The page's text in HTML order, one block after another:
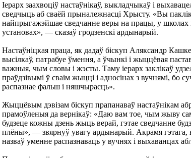
Іерарх заахвоціў настаўнікаў, выкладчыкаў і
сведчыць аб сваёй прыналежнасці Хрысту. «Вы
найпрыгажэйшае сведчанне веры на працы, у школах
установах», — сказаў гродзенскі ардынарый.
Настаўніцкая праца, як дадаў біскуп Аляксандр
высілкаў, патрабуе ўмення, а ўчынкі і жыццёвая
важныя, чым словы і жэсты. Таму іерарх заклікаў
праўдзівымі ў сваім жыцці і адносінах з вучнямі, бо
распазнае фальш і няшчырасць».
Жыццёвым дэвізам біскуп прапанаваў настаўнікам
прамоўленыя да вернікаў: «Даю вам тое, чым жыву
будзеце кожны дзень жыць верай, гэтае сведчанне
плёны», — звярнуў увагу ардынарый. Акрамя гэтага,
назваў уменне распазнаваць у вучнях і выхаванцах